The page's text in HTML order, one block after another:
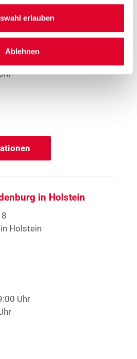
erlauben
Ablehnen
in Holstein
Holstein
Uhr